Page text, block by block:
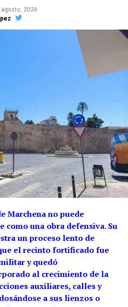
agosto, 2026
Marchena no puede
como una obra defensiva. Su
un proceso lento de
el recinto fortificado fue
y quedó
al crecimiento de la
auxiliares, calles y
a sus lienzos o